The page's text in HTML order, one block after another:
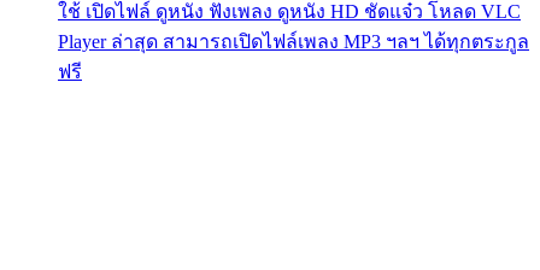
ใช้ เปิดไฟล์ ดูหนัง ฟังเพลง ดูหนัง HD ชัดแจ๋ว โหลด VLC
Player ล่าสุด สามารถเปิดไฟล์เพลง MP3 ฯลฯ ได้ทุกตระกูล
ฟรี